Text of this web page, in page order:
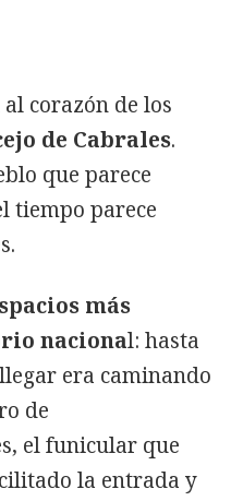
corazón de los
de Cabrales.
que parece
tiempo parece
más
nacional: hasta
era caminando
de
el funicular que
la entrada y